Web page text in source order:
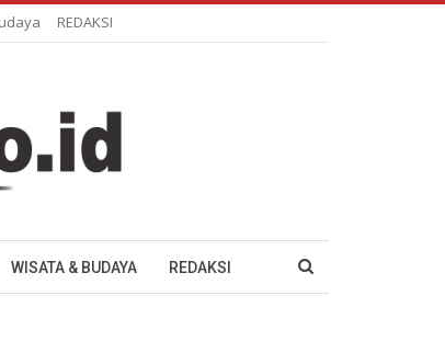
REDAKSI
WISATA & BUDAYA REDAKSI